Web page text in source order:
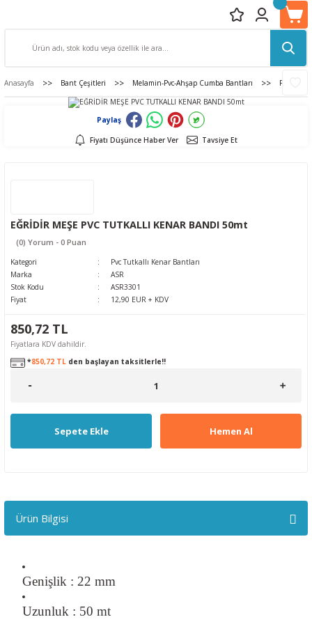
Anasayfa Bant Çeşitleri Melamin-Pvc-Ahşap Cumba Bantları Pvc
Paylaş
Fiyatı Düşünce Haber Ver Tavsiye Et
EĞRİDİR MEŞE PVC TUTKALLI KENAR BANDI 50mt
(0) Yorum - 0 Puan
Kategori
Pvc Tutkallı Kenar Bantları
Marka
ASR
Stok Kodu
ASR3301
Fiyat
12,90 EUR + KDV
850,72 TL
Fiyatlara KDV dahildir.
*850,72 TL den başlayan taksitlerle!!
Sepete Ekle Hemen Al
Ürün Bilgisi
Genişlik : 22 mm
Uzunluk : 50 mt